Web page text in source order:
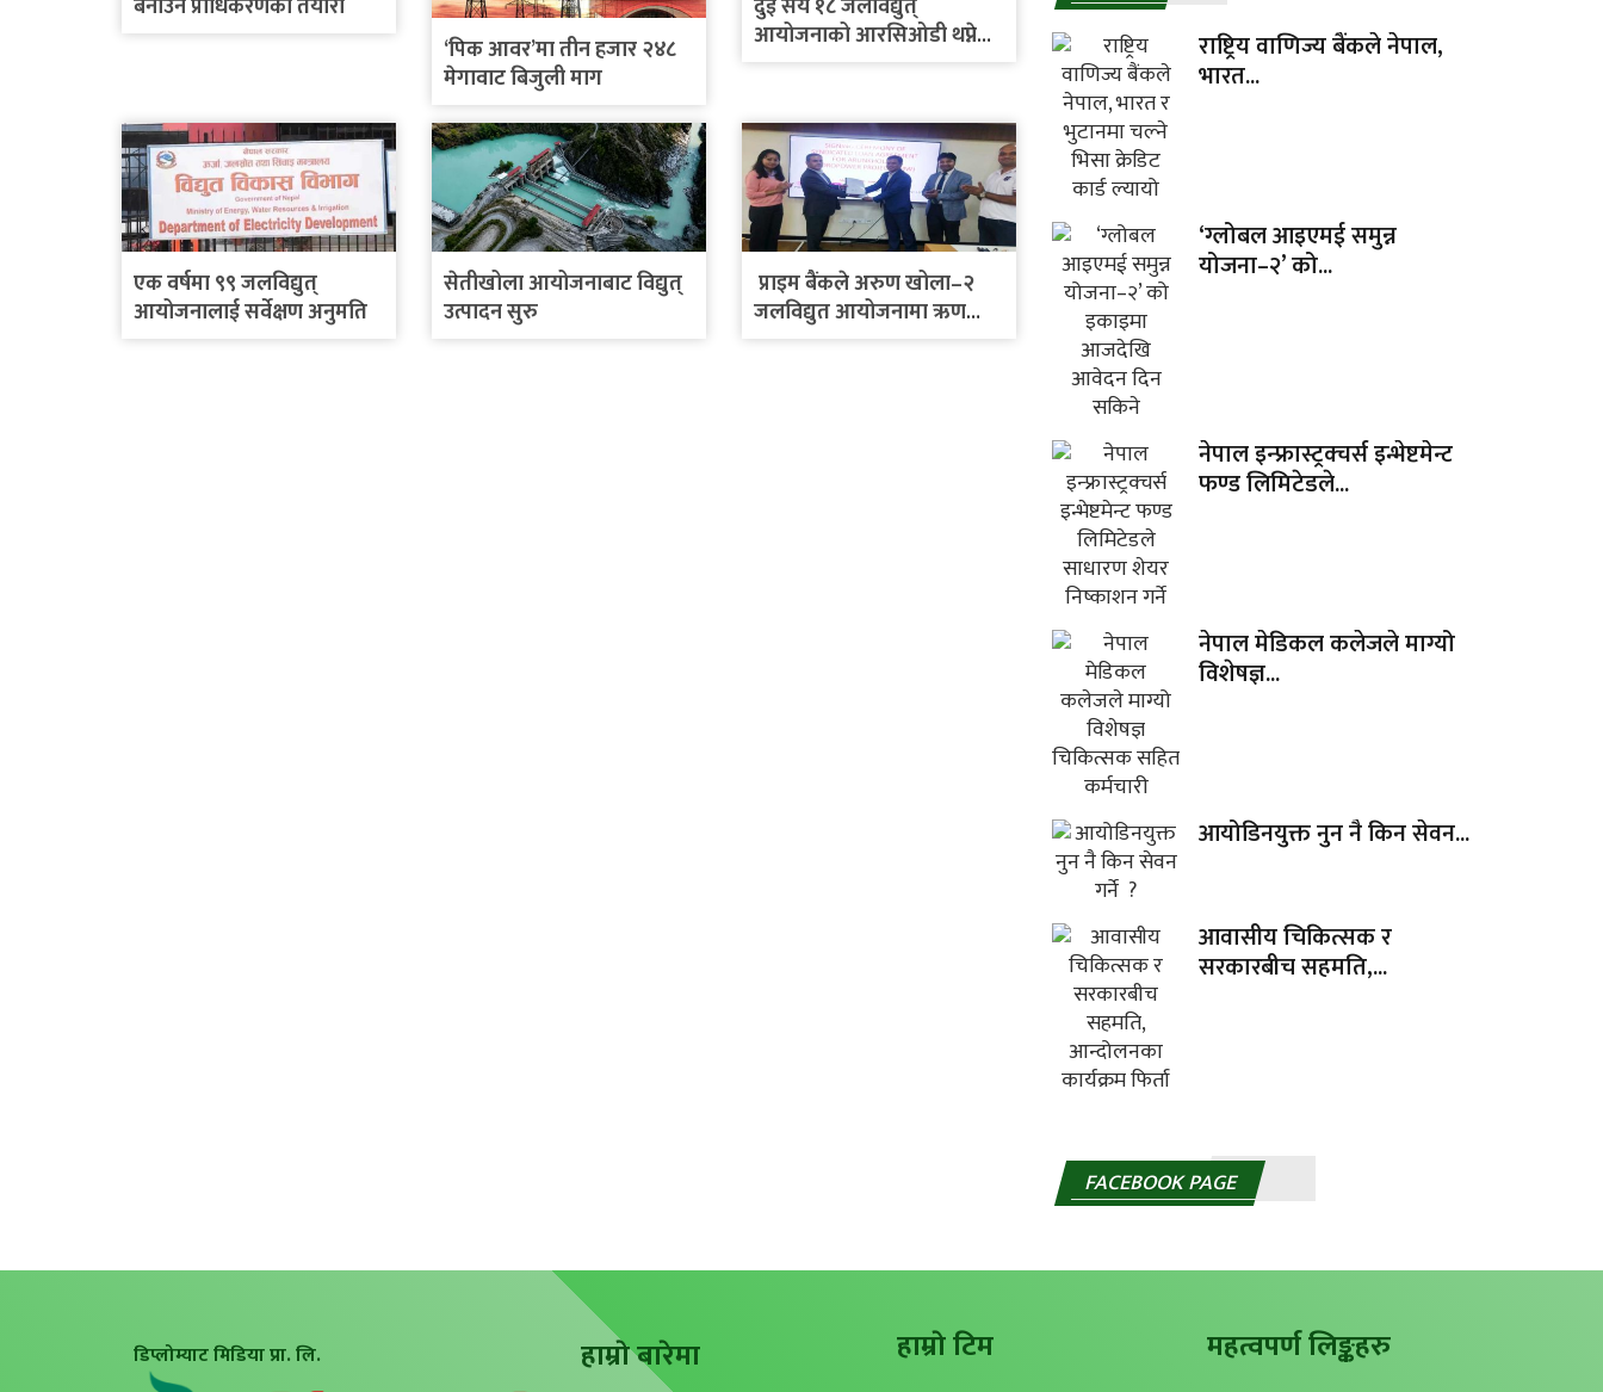
बनाउने प्राधिकरणको तयारी
‘पिक आवर’मा तीन हजार २४८
मेगावाट बिजुली माग
दुई सय १८ जलविद्युत्
आयोजनाको आरसिओडी थप्ने
एक वर्षमा ९९ जलविद्युत्
आयोजनालाई सर्वेक्षण अनुमति
सेतीखोला आयोजनाबाट विद्युत्
उत्पादन सुरु
प्राइम बैंकले अरुण खोला–२
जलविद्युत आयोजनामा ऋण
राष्ट्रिय वाणिज्य बैंकले नेपाल,
भारत...
‘ग्लोबल आइएमई समुन्न
योजना–२’ को...
नेपाल इन्फ्रास्ट्रक्चर्स इन्भेष्टमेन्ट
फण्ड लिमिटेडले...
नेपाल मेडिकल कलेजले माग्यो
विशेषज्ञ...
आयोडिनयुक्त नुन नै किन सेवन...
आवासीय चिकित्सक र
सरकारबीच सहमति,...
FACEBOOK PAGE
डिप्लोम्याट मिडिया प्रा. लि. हाम्राे बारेमा हाम्राे टिम महत्वपर्ण लिङ्कहरु